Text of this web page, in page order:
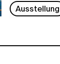
Ausstellung